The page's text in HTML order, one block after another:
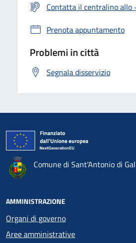
Contatta il centralino allo
Prenota appuntamento
Problemi in città
Segnala disservizio
Comune di Sant'Antonio di
AMMINISTRAZIONE
Organi di governo
Aree amministrative